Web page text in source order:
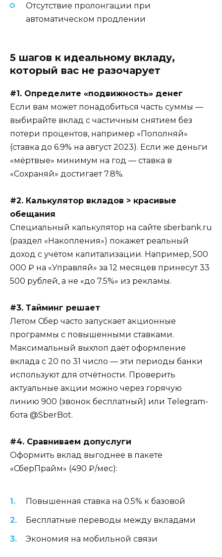
Отсутствие пролонгации при
автоматическом продлении
5 шагов к идеальному вкладу,
который вас не разочарует
#1. Определите «подвижность» денег
Если вам может понадобиться часть суммы —
выбирайте вклад с частичным снятием без
потери процентов, например «Пополняй»
(ставка до 6.9% на август 2023). Если же деньги
«мёртвые» минимум на год — ставка в
«Сохраняй» достигает 7.8%.
#2. Калькулятор вкладов > красивые
обещания
Специальный калькулятор на сайте sberbank.ru
(раздел «Накопления») покажет реальный
доход с учётом капитализации. Например, 500
000 ₽ на «Управляй» за 12 месяцев принесут 33
500 рублей, а не «до 7.5%» из рекламы.
#3. Тайминг решает
Летом Сбер часто запускает акционные
программы с повышенными ставками.
Максимальный выхлоп даёт оформление
вклада с 20 по 31 число — эти периоды банки
используют для отчётности. Проверить
актуальные акции можно через горячую
линию 900 (звонок бесплатный) или Telegram-
бота @SberBot.
#4. Сравниваем допуслуги
Оформить вклад выгоднее в пакете
«СберПрайм» (490 ₽/мес):
Повышенная ставка на 0.5% к базовой
Бесплатные переводы между вкладами
Экономия на мобильной связи